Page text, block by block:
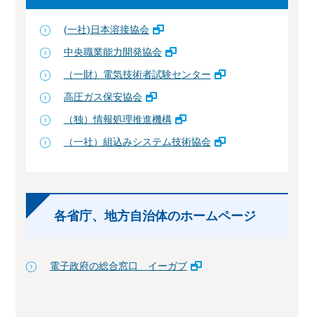
(一社)日本溶接協会
中央職業能力開発協会
（一財）電気技術者試験センター
高圧ガス保安協会
（独）情報処理推進機構
（一社）組込みシステム技術協会
各省庁、地方自治体のホームページ
電子政府の総合窓口 イーガブ